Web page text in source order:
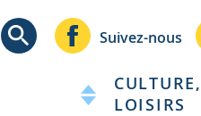
Header
-
Suivez-nous
LOISIRS